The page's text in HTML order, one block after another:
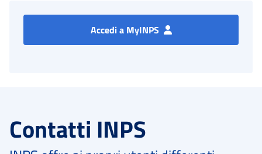
Accedi a MyINPS
Contatti INPS